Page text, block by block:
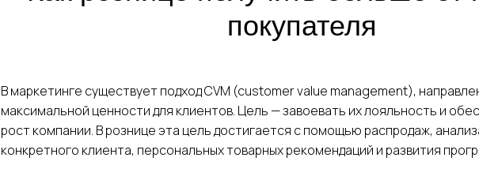
покупателя
В маркетинге существует подход CVM (customer value management),
максимальной ценности для клиентов. Цель — завоевать их лояльность и
рост компании. В рознице эта цель достигается с помощью распродаж,
конкретного клиента, персональных товарных рекомендаций и развития